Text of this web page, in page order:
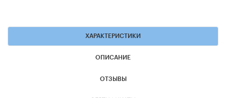
ХАРАКТЕРИСТИКИ
ОПИСАНИЕ
ОТЗЫВЫ